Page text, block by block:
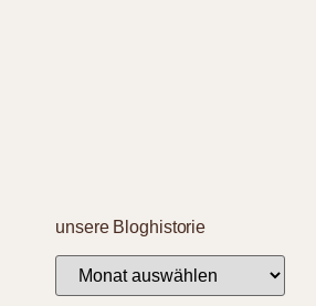
unsere Bloghistorie